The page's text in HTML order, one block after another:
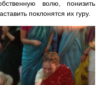
волю, понизить
поклонятся их гуру.